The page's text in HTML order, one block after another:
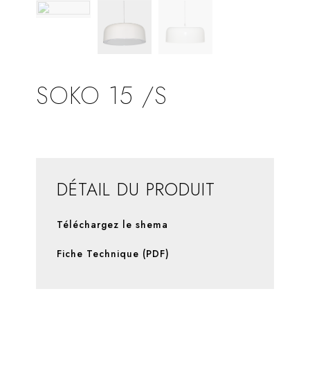
SOKO 15 /S
DÉTAIL DU PRODUIT
Téléchargez le shema
Fiche Technique (PDF)